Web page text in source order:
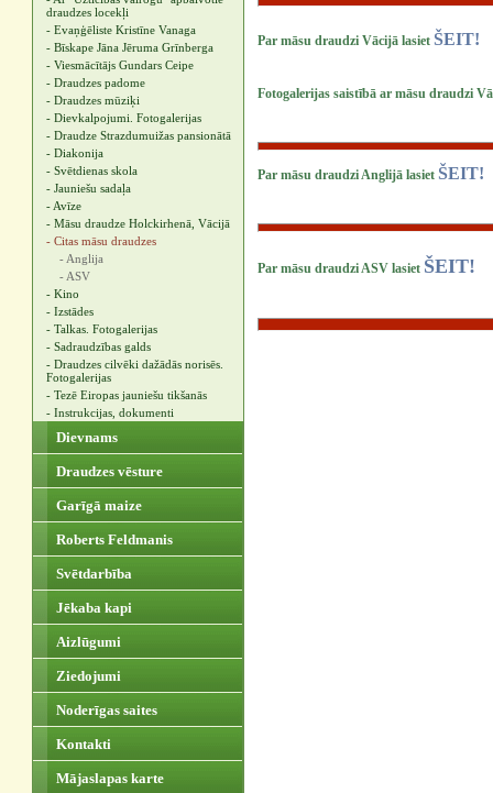
draudzes locekļi
- Evaņģēliste Kristīne Vanaga
- Bīskape Jāna Jēruma Grīnberga
- Viesmācītājs Gundars Ceipe
- Draudzes padome
- Draudzes mūziķi
- Dievkalpojumi. Fotogalerijas
- Draudze Strazdumuižas pansionātā
- Diakonija
- Svētdienas skola
- Jauniešu sadaļa
- Avīze
- Māsu draudze Holckirhenā, Vācijā
- Citas māsu draudzes
- Anglija
- ASV
- Kino
- Izstādes
- Talkas. Fotogalerijas
- Sadraudzības galds
- Draudzes cilvēki dažādās norisēs.
Fotogalerijas
- Tezē Eiropas jauniešu tikšanās
- Instrukcijas, dokumenti
Dievnams
Draudzes vēsture
Garīgā maize
Roberts Feldmanis
Svētdarbība
Jēkaba kapi
Aizlūgumi
Ziedojumi
Noderīgas saites
Kontakti
Mājaslapas karte
Par māsu draudzi Vācijā lasiet ŠEIT!
Fotogalerijas saistībā ar māsu draudzi
Par māsu draudzi Anglijā lasiet ŠEIT!
Par māsu draudzi ASV lasiet ŠEIT!